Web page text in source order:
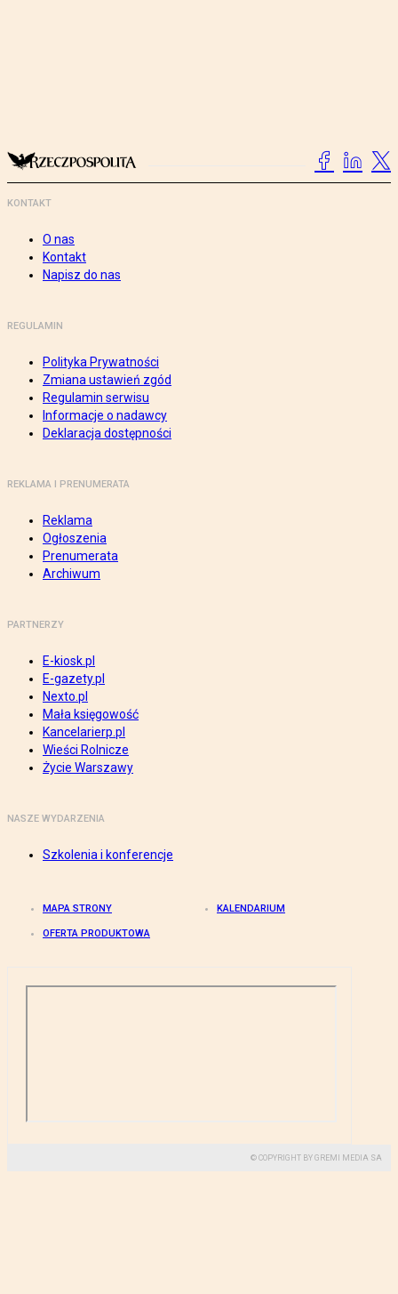
KONTAKT
O nas
Kontakt
Napisz do nas
REGULAMIN
Polityka Prywatności
Zmiana ustawień zgód
Regulamin serwisu
Informacje o nadawcy
Deklaracja dostępności
REKLAMA I PRENUMERATA
Reklama
Ogłoszenia
Prenumerata
Archiwum
PARTNERZY
E-kiosk.pl
E-gazety.pl
Nexto.pl
Mała księgowość
Kancelarierp.pl
Wieści Rolnicze
Życie Warszawy
NASZE WYDARZENIA
Szkolenia i konferencje
MAPA STRONY KALENDARIUM
OFERTA PRODUKTOWA
© COPYRIGHT BY GREMI MEDIA SA